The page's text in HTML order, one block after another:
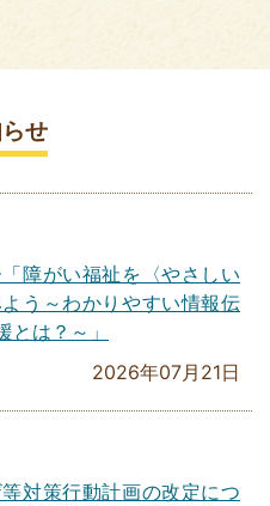
せ
障がい福祉を〈やさしい
う～わかりやすい情報伝
は？～」
2026年07月21日
対策行動計画の改定につ